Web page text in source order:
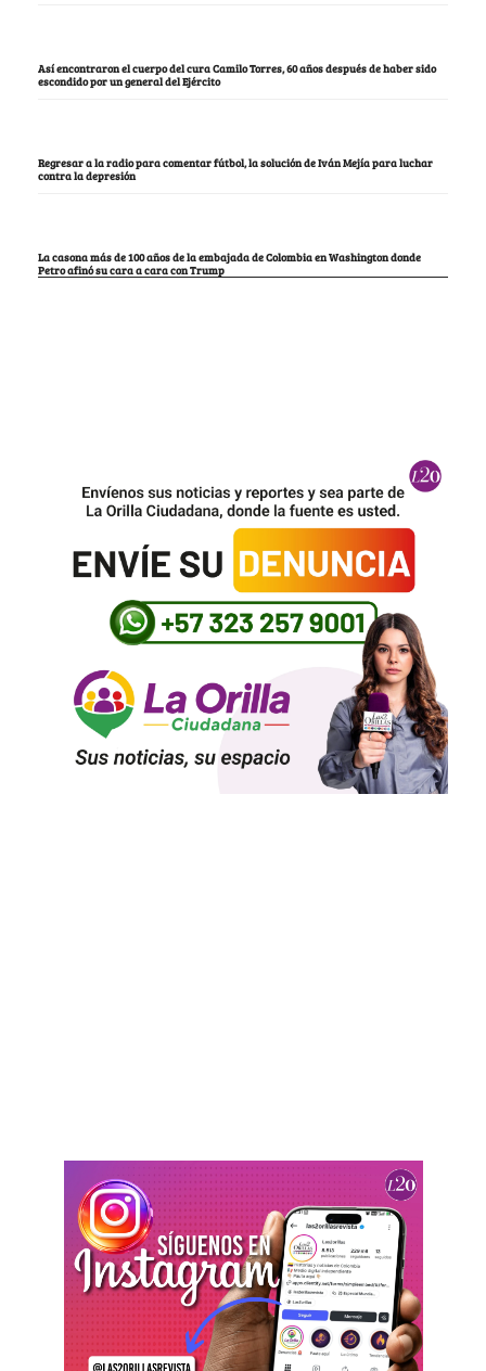
Así encontraron el cuerpo del cura Camilo Torres, 60 años después de haber sido
escondido por un general del Ejército
Regresar a la radio para comentar fútbol, la solución de Iván Mejía para luchar
contra la depresión
La casona más de 100 años de la embajada de Colombia en Washington donde
Petro afinó su cara a cara con Trump